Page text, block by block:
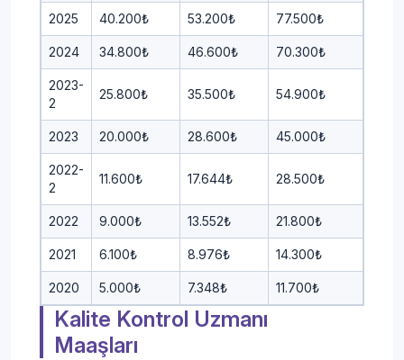
2025 40.200₺ 53.200₺ 77.500₺
2024 34.800₺ 46.600₺ 70.300₺
2023-
2
25.800₺ 35.500₺ 54.900₺
2023 20.000₺ 28.600₺ 45.000₺
2022-
2
11.600₺ 17.644₺ 28.500₺
2022 9.000₺ 13.552₺ 21.800₺
2021 6.100₺ 8.976₺ 14.300₺
2020 5.000₺ 7.348₺ 11.700₺
Kalite Kontrol Uzmanı
Maaşları